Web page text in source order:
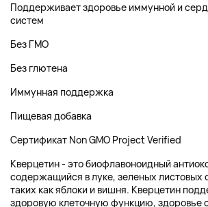
Поддерживает здоровье иммунной и
систем
Без ГМО
Без глютена
Иммунная поддержка
Пищевая добавка
Сертификат Non GMO Project Verified
Кверцетин - это биофлавоноидный
содержащийся в луке, зеленых листовых
таких как яблоки и вишня. Кверцетин
здоровую клеточную функцию, здоровье